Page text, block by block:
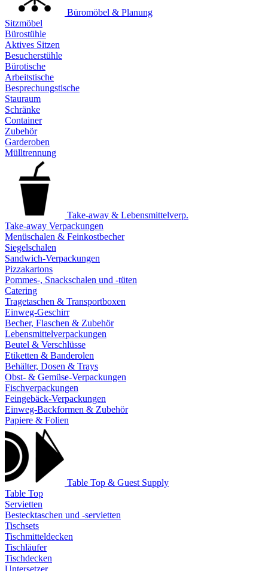
Büromöbel & Planung
Sitzmöbel
Bürostühle
Aktives Sitzen
Besucherstühle
Bürotische
Arbeitstische
Besprechungstische
Stauraum
Schränke
Container
Zubehör
Garderoben
Mülltrennung
Take-away & Lebensmittelverp.
Take-away Verpackungen
Menüschalen & Feinkostbecher
Siegelschalen
Sandwich-Verpackungen
Pizzakartons
Pommes-, Snackschalen und -tüten
Catering
Tragetaschen & Transportboxen
Einweg-Geschirr
Becher, Flaschen & Zubehör
Lebensmittelverpackungen
Beutel & Verschlüsse
Etiketten & Banderolen
Behälter, Dosen & Trays
Obst- & Gemüse-Verpackungen
Fischverpackungen
Feingebäck-Verpackungen
Einweg-Backformen & Zubehör
Papiere & Folien
Table Top & Guest Supply
Table Top
Servietten
Bestecktaschen und -servietten
Tischsets
Tischmitteldecken
Tischläufer
Tischdecken